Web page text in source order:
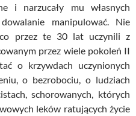
i narzucały mu własnych
manipulować. Nie
przez te 30 lat uczynili z
przez wiele pokoleń II
o krzywdach uczynionych
o bezrobociu, o ludziach
schorowanych, których
leków ratujących życie